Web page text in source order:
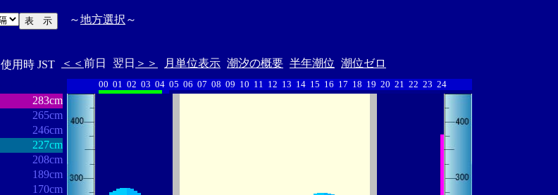
～地方選択 ～
使用時 JST ＜＜ 前日 翌日 ＞＞ 月単位表示 潮汐の概要 半年潮位 潮位ゼロ
283cm
265cm
246cm
227cm
208cm
189cm
170cm
00 01 02 03 04 05 06 07 08 09 10 11 12 13 14 15 16 17 18 19 20 21 22 23 24